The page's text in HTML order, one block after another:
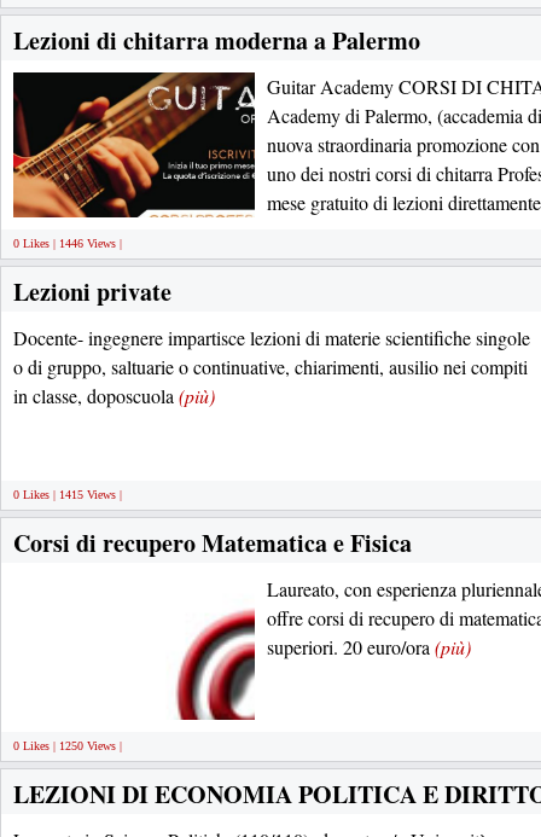
Lezioni di chitarra moderna a Palermo
Guitar Academy CORSI DI
Academy di Palermo, (accademia
nuova straordinaria promozione
uno dei nostri corsi di chitarra
mese gratuito di lezioni
0 Likes | 1446 Views |
Lezioni private
Docente- ingegnere impartisce lezioni di materie scientifiche singole
o di gruppo, saltuarie o continuative, chiarimenti, ausilio nei compiti
in classe, doposcuola (più)
0 Likes | 1415 Views |
Corsi di recupero Matematica e Fisica
Laureato, con esperienza
offre corsi di recupero di
superiori. 20 euro/ora (più)
0 Likes | 1250 Views |
LEZIONI DI ECONOMIA POLITICA E